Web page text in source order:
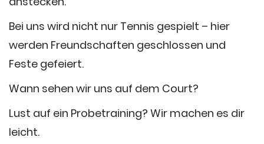
Bei uns wird nicht nur Tennis gespielt – hier
werden Freundschaften geschlossen und
Feste gefeiert.
Wann sehen wir uns auf dem Court?
Lust auf ein Probetraining? Wir machen es dir
leicht.